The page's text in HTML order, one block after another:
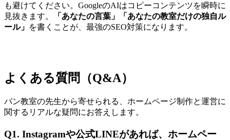
も避けてください。GoogleのAIはコピーコンテンツを瞬時に
見抜きます。
「あなたの言葉」「あなたの教室だけの独自ル
ール」 を書くことが、最強のSEO対策になります。
よくある質問（Q&A）
パン教室の先生から寄せられる、ホームページ制作と運営に
関するリアルな疑問にお答えします。
Q1. Instagramや公式LINEがあれば、ホームペー